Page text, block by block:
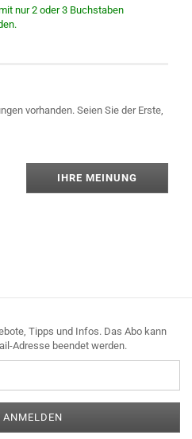
nur 2 oder 3 Buchstaben
vorhanden. Seien Sie der Erste,
IHRE MEINUNG
Tipps und Infos. Das Abo kann
Adresse beendet werden.